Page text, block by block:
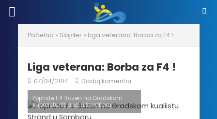
Početna » Slajder » Liga veterana: Borba za F4 !
Liga veterana: Borba za F4 !
07/04/2014 Dodaj komentar
Popriste F4: Bazen na Gradskom
kupalistu Strand u Somboru